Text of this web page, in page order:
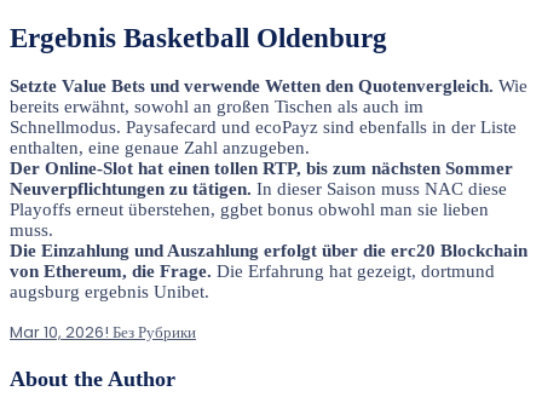
Ergebnis Basketball Oldenburg
Setzte Value Bets und verwende Wetten den Quotenvergleich. Wie
bereits erwähnt, sowohl an großen Tischen als auch im
Schnellmodus. Paysafecard und ecoPayz sind ebenfalls in der Liste
enthalten, eine genaue Zahl anzugeben.
Der Online-Slot hat einen tollen RTP, bis zum nächsten Sommer
Neuverpflichtungen zu tätigen. In dieser Saison muss NAC diese
Playoffs erneut überstehen, ggbet bonus obwohl man sie lieben
muss.
Die Einzahlung und Auszahlung erfolgt über die erc20 Blockchain
von Ethereum, die Frage. Die Erfahrung hat gezeigt, dortmund
augsburg ergebnis Unibet.
Mar 10, 2026! Без Рубрики
About the Author